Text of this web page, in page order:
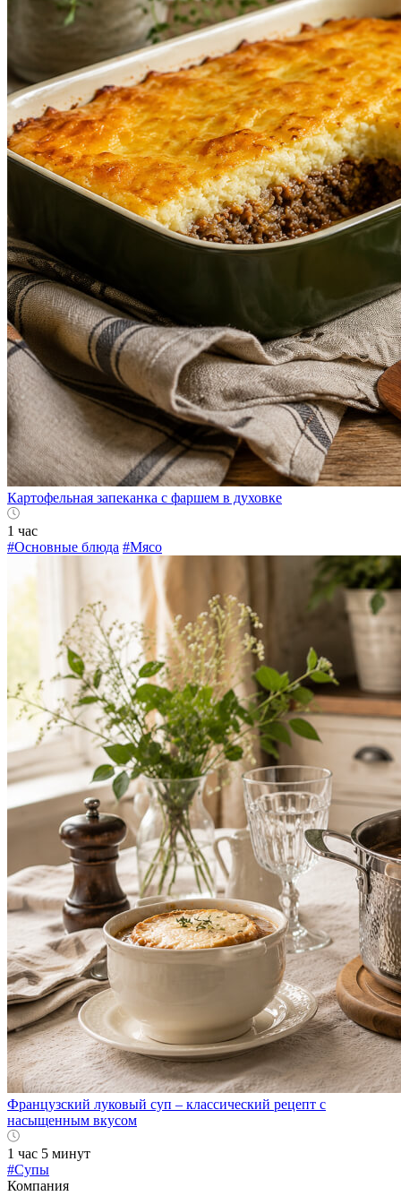
Картофельная запеканка с фаршем в духовке
1 час
#Основные блюда #Мясо
Французский луковый суп – классический рецепт с
насыщенным вкусом
1 час 5 минут
#Супы
Компания